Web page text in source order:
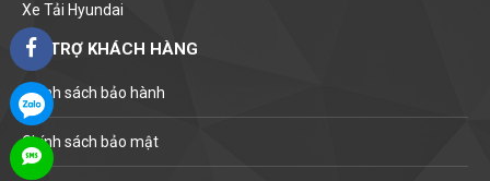
Xe Tải Hyundai
HỖ TRỢ KHÁCH HÀNG
Chính sách bảo hành
Chính sách bảo mật